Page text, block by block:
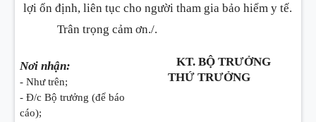
lợi ổn định, liên tục cho người tham gia bảo hiểm y tế.
Trân trọng cảm ơn./.
Nơi nhận:
- Như trên;
- Đ/c Bộ trưởng (để báo
cáo);
KT. BỘ TRƯỞNG
THỨ TRƯỞNG